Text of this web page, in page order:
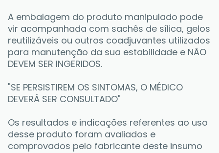
A embalagem do produto manipulado pode
vir acompanhada com sachês de sílica, gelos
reutilizáveis ou outros coadjuvantes utilizados
para manutenção da sua estabilidade e NÃO
DEVEM SER INGERIDOS.
"SE PERSISTIREM OS SINTOMAS, O MÉDICO
DEVERÁ SER CONSULTADO"
Os resultados e indicações referentes ao uso
desse produto foram avaliados e
comprovados pelo fabricante deste insumo